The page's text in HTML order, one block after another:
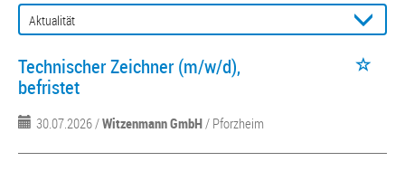
Technischer Zeichner (m/w/d),
befristet
30.07.2026 /Witzenmann GmbH/ Pforzheim